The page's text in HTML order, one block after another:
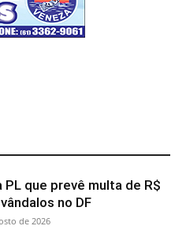
PL que prevê multa de R$
no DF
de 2026